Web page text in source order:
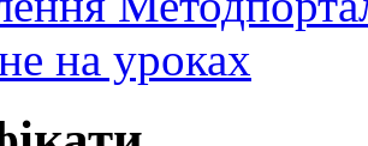
на уроках